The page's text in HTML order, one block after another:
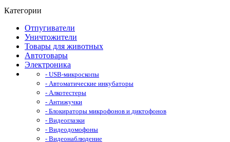
Категории
Отпугиватели
Уничтожители
Товары для животных
Автотовары
Электроника
- USB-микроскопы
- Автоматические инкубаторы
- Алкотестеры
- Антижучки
- Блокираторы микрофонов и диктофонов
- Видеоглазки
- Видеодомофоны
- Видеонаблюдение